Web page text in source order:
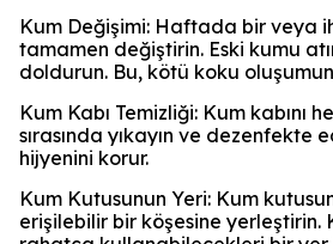
Kum Değişimi: Haftada bir veya
tamamen değiştirin. Eski kumu
doldurun. Bu, kötü koku
Kum Kabı Temizliği: Kum kabını
sırasında yıkayın ve dezenfekte
hijyenini korur.
Kum Kutusunun Yeri: Kum
erişilebilir bir köşesine yerleştirin.